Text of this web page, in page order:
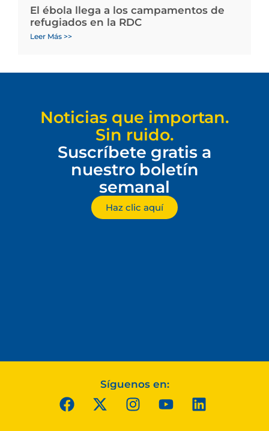
El ébola llega a los campamentos de
refugiados en la RDC
Leer Más >>
Noticias que importan.
Sin ruido.
Suscríbete gratis a
nuestro boletín
semanal
Haz clic aquí
Síguenos en: